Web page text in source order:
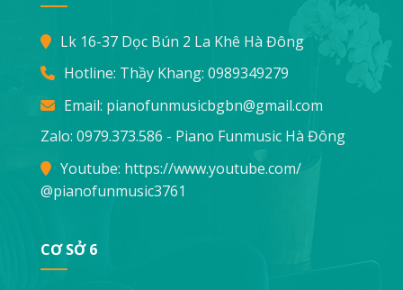
Lk 16-37 Dọc Bún 2 La Khê Hà Đông
Hotline: Thầy Khang: 0989349279
Email: pianofunmusicbgbn@gmail.com
Zalo: 0979.373.586 - Piano Funmusic Hà Đông
Youtube: https://www.youtube.com/
@pianofunmusic3761
CƠ SỞ 6